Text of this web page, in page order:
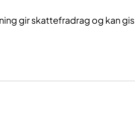
gir skattefradrag og kan gis